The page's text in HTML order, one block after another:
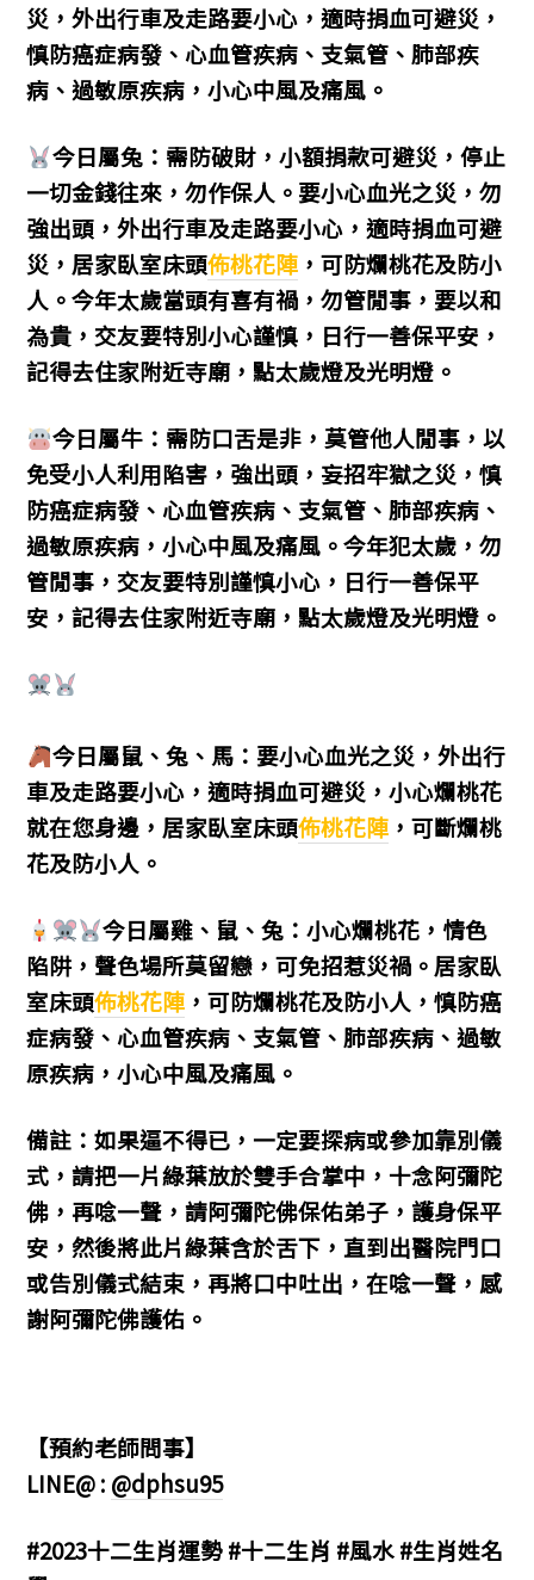
災，外出行車及走路要小心，適時捐血可避災，
慎防癌症病發、心血管疾病、支氣管、肺部疾
病、過敏原疾病，小心中風及痛風。
今日屬兔：需防破財，小額捐款可避災，停止
一切金錢往來，勿作保人。要小心血光之災，勿
強出頭，外出行車及走路要小心，適時捐血可避
災，居家臥室床頭佈桃花陣 ，可防爛桃花及防小
人。今年太歲當頭有喜有禍，勿管閒事，要以和
為貴，交友要特別小心謹慎，日行一善保平安，
記得去住家附近寺廟，點太歲燈及光明燈。
今日屬牛：需防口舌是非，莫管他人閒事，以
免受小人利用陷害，強出頭，妄招牢獄之災，慎
防癌症病發、心血管疾病、支氣管、肺部疾病、
過敏原疾病，小心中風及痛風。今年犯太歲，勿
管閒事，交友要特別謹慎小心，日行一善保平
安，記得去住家附近寺廟，點太歲燈及光明燈。
今日屬鼠、兔、馬：要小心血光之災，外出行
車及走路要小心，適時捐血可避災，小心爛桃花
就在您身邊，居家臥室床頭佈桃花陣 ，可斷爛桃
花及防小人。
今日屬雞、鼠、兔：小心爛桃花，情色
陷阱，聲色場所莫留戀，可免招惹災禍。居家臥
室床頭佈桃花陣 ，可防爛桃花及防小人，慎防癌
症病發、心血管疾病、支氣管、肺部疾病、過敏
原疾病，小心中風及痛風。
備註：如果逼不得已，一定要探病或參加靠別儀
式，請把一片綠葉放於雙手合掌中，十念阿彌陀
佛，再唸一聲，請阿彌陀佛保佑弟子，護身保平
安，然後將此片綠葉含於舌下，直到出醫院門口
或告別儀式結束，再將口中吐出，在唸一聲，感
謝阿彌陀佛護佑。
【預約老師問事】
LINE@ : @dphsu95
#2023十二生肖運勢 #十二生肖 #風水 #生肖姓名